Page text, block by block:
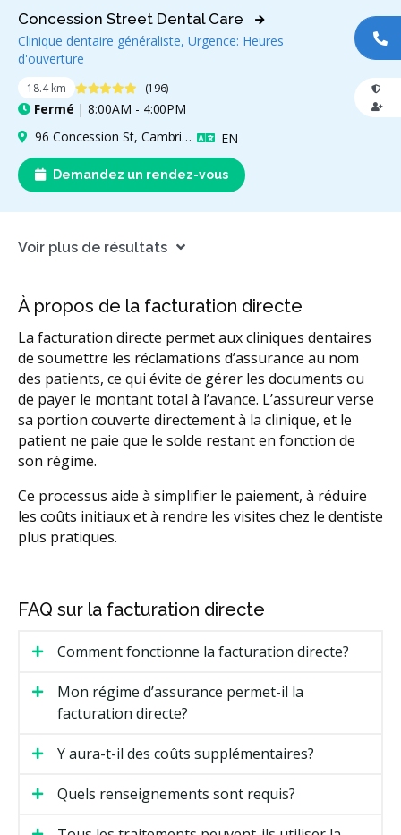
18.4 km 4.9 étoiles (196)
Fermé | 8:00AM - 4:00PM
Concession Street Dental Care
Clinique dentaire généraliste, Urgence: Heures
d'ouverture
Demandez un rendez-vous
96 Concession St, Cambridge, ON N1R 2H3, Canada EN
Voir plus de résultats
À propos de la facturation directe
La facturation directe permet aux cliniques dentaires
de soumettre les réclamations d’assurance au nom
des patients, ce qui évite de gérer les documents ou
de payer le montant total à l’avance. L’assureur verse
sa portion couverte directement à la clinique, et le
patient ne paie que le solde restant en fonction de
son régime.
Ce processus aide à simplifier le paiement, à réduire
les coûts initiaux et à rendre les visites chez le dentiste
plus pratiques.
FAQ sur la facturation directe
Comment fonctionne la facturation directe?
Mon régime d’assurance permet-il la
facturation directe?
Y aura-t-il des coûts supplémentaires?
Quels renseignements sont requis?